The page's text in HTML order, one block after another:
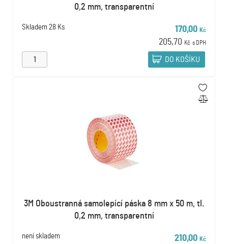
0,2 mm, transparentní
Skladem 28 Ks 170,00 Kč
205,70 Kč s DPH
DO KOŠÍKU
3M Oboustranná samolepící páska 8 mm x 50 m, tl.
0,2 mm, transparentní
není skladem 210,00 Kč